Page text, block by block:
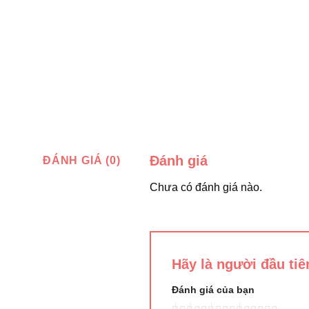
ĐÁNH GIÁ (0) Đánh giá
Chưa có đánh giá nào.
Hãy là người đầu
Đánh giá của bạn